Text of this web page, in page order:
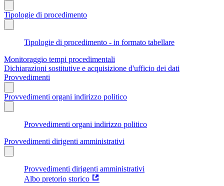
Tipologie di procedimento
Tipologie di procedimento - in formato tabellare
Monitoraggio tempi procedimentali
Dichiarazioni sostitutive e acquisizione d'ufficio dei dati
Provvedimenti
Provvedimenti organi indirizzo politico
Provvedimenti organi indirizzo politico
Provvedimenti dirigenti amministrativi
Provvedimenti dirigenti amministrativi
Albo pretorio storico